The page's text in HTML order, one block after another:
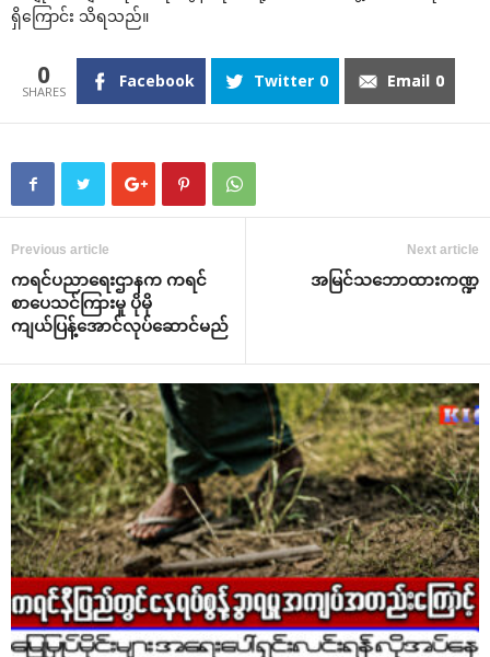
ရှိ‌ကြောင်း သိရသည်။
0 Facebook Twitter 0 Email 0
Previous article
ကရင်ပညာ‌ရေးဌာနက ကရင်
စာ‌ပေသင်ကြားမှု ပိုမို
ကျယ်ပြန့်‌အောင်လုပ်‌ဆောင်မည်
Next article
အမြင်သ‌ဘောထားကဏ္ဍ